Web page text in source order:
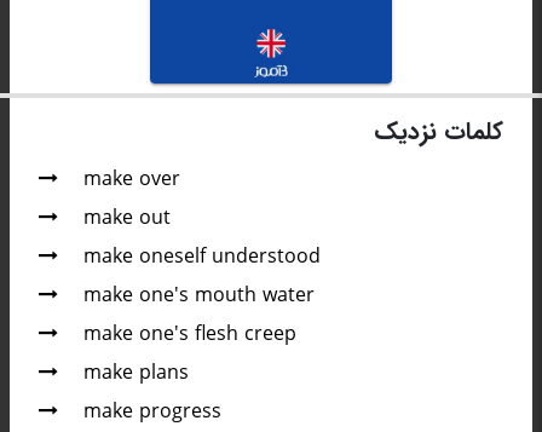
کلمات نزدیک
make over
make out
make oneself understood
make one's mouth water
make one's flesh creep
make plans
make progress